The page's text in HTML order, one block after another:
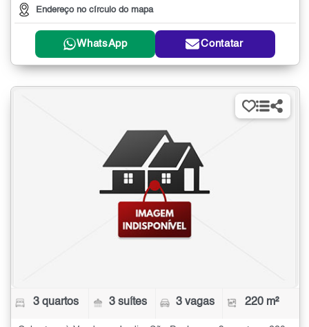
Endereço no círculo do mapa
WhatsApp Contatar
3 quartos 3 suítes 3 vagas 220 m²